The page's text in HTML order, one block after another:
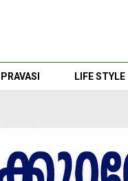
PRAVASI LIFE STYLE